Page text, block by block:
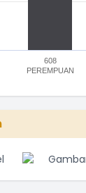
608
PEREMPUAN